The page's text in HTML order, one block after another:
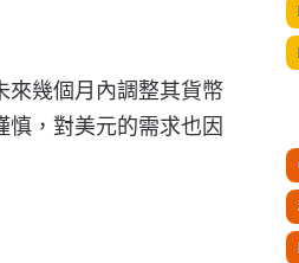
來幾個月內調整其貨幣
，對美元的需求也因